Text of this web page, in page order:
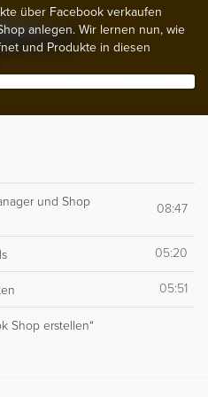
über Facebook verkaufen
anlegen. Wir lernen nun, wie
und Produkte in diesen
und Shop
08:47
05:20
05:51
Shop erstellen“